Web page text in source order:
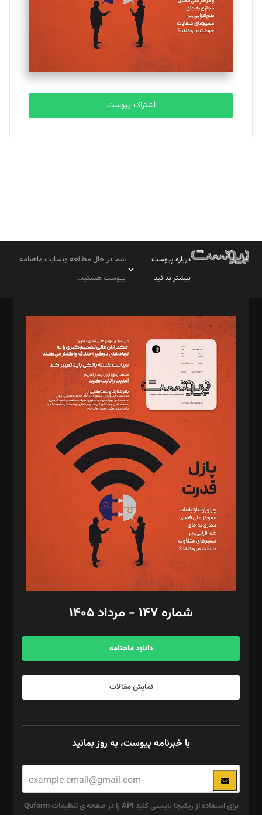
ملینا جعفری
تحریریه
مصطفی مسجدی آرانی
تحریریه
بابک نقاش
تحریریه
اشتراک پیوست
درباره پیوست
بیشتر بدانید
شما در حال مطالعه وبسایت ماهنامه
پیوست هستید.
مدیر مسئول: محمدباقر اثنی‌عشری
سردبیر: مهرک محمودی
دبیر تحریریه: میثم قاسمی
د‌بیر ناداستان: سمانه سمیع
د‌بیر خدمت و تجارت: ابوالفضل رجبی
د‌بیر حقوق فناوری: حسام‌الدین ایپکچی
د‌بیر پیوست جهان: مینا پاکدل
د‌بیر تحریریه آنلاین: بابک نقاش
تحریریه‌: مجتبی محمود‌ی، آرش برهمند، یسنا امان‌پور، سروش کرمیان،
مصطفی مسجدی آرانی، ابوالفضل رجبی، زهرا فکرانه، فائزه فتحی
رستمی،مصطفی باستان
ویرایش: نگار استاد‌‌آقا
طراح یونیفرم: مجید توکلی
فیلمبرداری و عکاسی: امیر شفیعی، مانی لطفی زاده
گرافیک و صفحه‌آرایی: سید‌سبحان‌علی ثابت
مد‌یر توسعه تجاری: کامبیز برید‌
امور مالی: شاپور رهبری، محمد‌ کاظمی‌نیا
آگهی و مشترکین: ۰۹۱۹۹۹۹۰۴۵۴
شماره ۱۴۷ - مرداد ۱۴۰۵
دانلود ماهنامه
نمایش مقالات
با خبرنامه پیوست، به روز بمانید
برای استفاده از ریکپچا بایستی کلید API را در صفحه ی تنظیمات Quform